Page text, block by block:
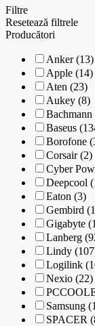
Filtre
Resetează filtrele
Producători
Anker (13)
Apple (14)
Aten (23)
Aukey (8)
Bachmann
Baseus
Borofone
Corsair (2)
Cyber
Deepcool
Eaton (3)
Gembird
Gigabyte
Lanberg
Lindy
Logilink
Nexio (22)
Samsung
SPACER